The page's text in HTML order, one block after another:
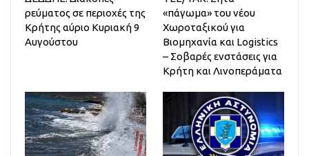
ρεύματος σε περιοχές της
Κρήτης αύριο Κυριακή 9
Αυγούστου
«πάγωμα» του νέου
Χωροταξικού για
Βιομηχανία και Logistics
– Σοβαρές ενστάσεις για
Κρήτη και Λινοπεράματα